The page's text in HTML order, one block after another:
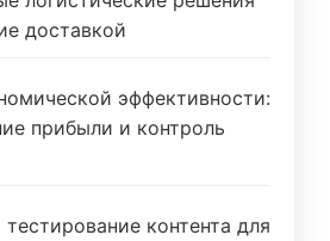
доставкой
эффективности:
прибыли и контроль
контента для